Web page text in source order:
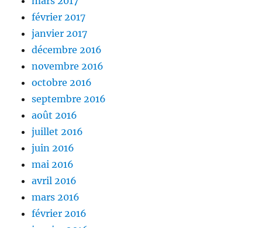
février 2017
janvier 2017
décembre 2016
novembre 2016
octobre 2016
septembre 2016
août 2016
juillet 2016
juin 2016
mai 2016
avril 2016
mars 2016
février 2016